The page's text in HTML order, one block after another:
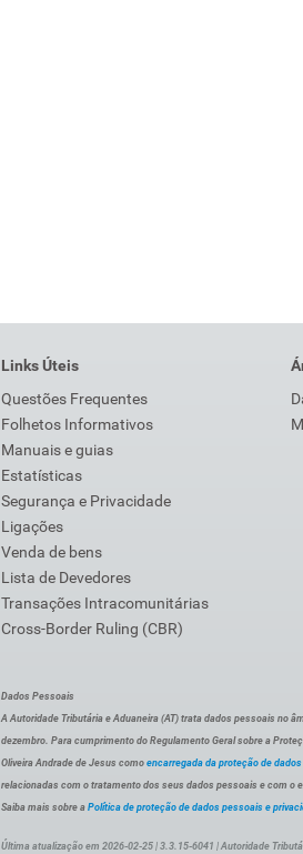
Links Úteis
Questões Frequentes
Folhetos Informativos
Manuais e guias
Estatísticas
Segurança e Privacidade
Ligações
Venda de bens
Lista de Devedores
Transações Intracomunitárias
Cross-Border Ruling (CBR)
Dados Pessoais
A Autoridade Tributária e Aduaneira (AT) trata dados pessoais no
dezembro. Para cumprimento do Regulamento Geral sobre a
Oliveira Andrade de Jesus como encarregada da proteção de dados
relacionadas com o tratamento dos seus dados pessoais e com o
Saiba mais sobre a Política de proteção de dados pessoais e
Última atualização em 2026-02-25 | 3.3.15-6041 | Autoridade